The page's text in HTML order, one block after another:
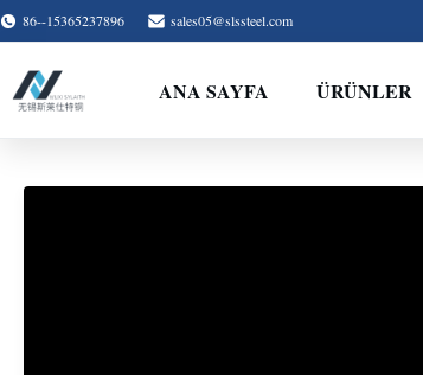
86--15365237896 sales05@slssteel.com
ANA SAYFA ÜRÜNLER